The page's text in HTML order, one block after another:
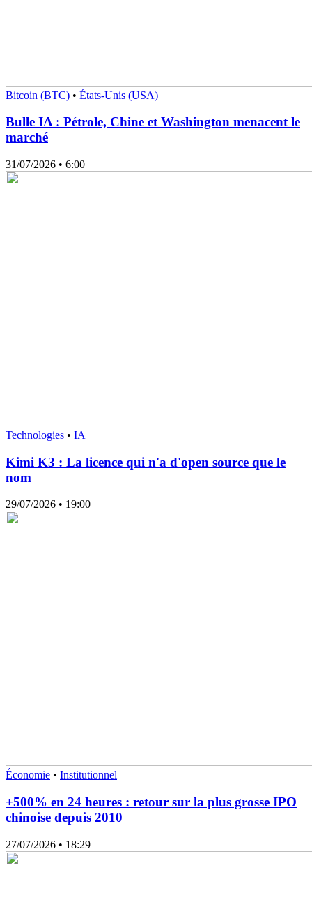
Bitcoin (BTC) • États-Unis (USA)
Bulle IA : Pétrole, Chine et Washington menacent le
marché
31/07/2026 • 6:00
Technologies • IA
Kimi K3 : La licence qui n'a d'open source que le
nom
29/07/2026 • 19:00
Économie • Institutionnel
+500% en 24 heures : retour sur la plus grosse IPO
chinoise depuis 2010
27/07/2026 • 18:29